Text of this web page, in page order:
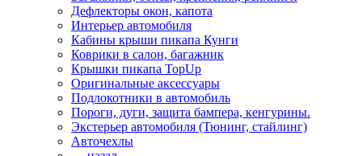
Дефлекторы окон, капота
Интерьер автомобиля
Кабины крыши пикапа Кунги
Коврики в салон, багажник
Крышки пикапа TopUp
Оригинальные аксессуары
Подлокотники в автомобиль
Пороги, дуги, защита бампера, кенгурины.
Экстерьер автомобиля (Тюнинг, стайлинг)
Авточехлы